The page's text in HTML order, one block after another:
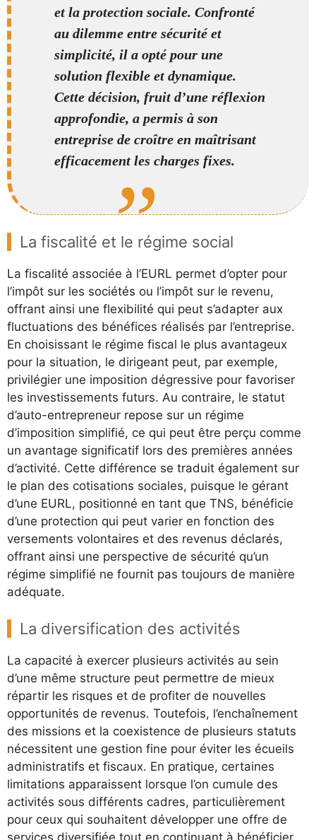
et la protection sociale. Confronté
au dilemme entre sécurité et
simplicité, il a opté pour une
solution flexible et dynamique.
Cette décision, fruit d’une réflexion
approfondie, a permis à son
entreprise de croître en maîtrisant
efficacement les charges fixes.
La fiscalité et le régime social
La fiscalité associée à l’EURL permet d’opter pour
l’impôt sur les sociétés ou l’impôt sur le revenu,
offrant ainsi une flexibilité qui peut s’adapter aux
fluctuations des bénéfices réalisés par l’entreprise.
En choisissant le régime fiscal le plus avantageux
pour la situation, le dirigeant peut, par exemple,
privilégier une imposition dégressive pour favoriser
les investissements futurs. Au contraire, le statut
d’auto-entrepreneur repose sur un régime
d’imposition simplifié, ce qui peut être perçu comme
un avantage significatif lors des premières années
d’activité. Cette différence se traduit également sur
le plan des cotisations sociales, puisque le gérant
d’une EURL, positionné en tant que TNS, bénéficie
d’une protection qui peut varier en fonction des
versements volontaires et des revenus déclarés,
offrant ainsi une perspective de sécurité qu’un
régime simplifié ne fournit pas toujours de manière
adéquate.
La diversification des activités
La capacité à exercer plusieurs activités au sein
d’une même structure peut permettre de mieux
répartir les risques et de profiter de nouvelles
opportunités de revenus. Toutefois, l’enchaînement
des missions et la coexistence de plusieurs statuts
nécessitent une gestion fine pour éviter les écueils
administratifs et fiscaux. En pratique, certaines
limitations apparaissent lorsque l’on cumule des
activités sous différents cadres, particulièrement
pour ceux qui souhaitent développer une offre de
services diversifiée tout en continuant à bénéficier